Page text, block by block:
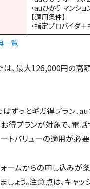
・auひかり マンシ
【適用条件】
・指定プロバイダ＋
一覧
、最大126,000円の高
ずっとギガ得プラン、au
得プランが対象で、電
トバリューの適用が必要
ームからの申し込みが
しょう。注意点は、キャ